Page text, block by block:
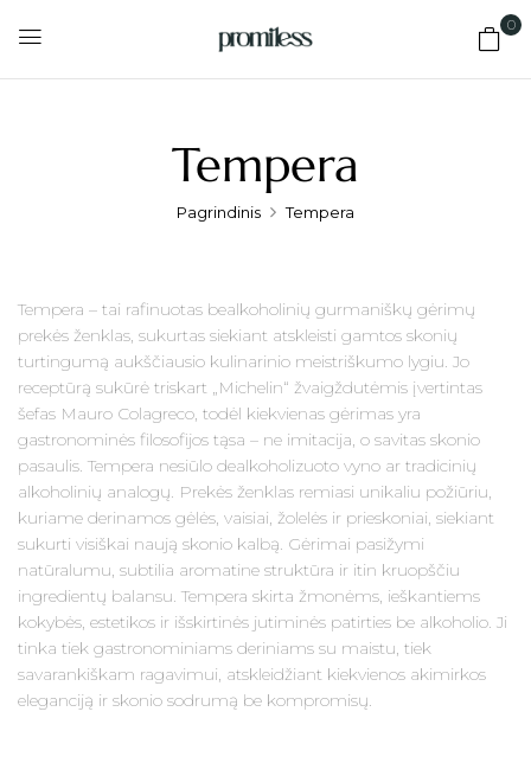
0
Tempera
Pagrindinis Tempera
Tempera – tai rafinuotas bealkoholinių gurmaniškų gėrimų
prekės ženklas, sukurtas siekiant atskleisti gamtos skonių
turtingumą aukščiausio kulinarinio meistriškumo lygiu. Jo
receptūrą sukūrė triskart „Michelin“ žvaigždutėmis įvertintas
šefas Mauro Colagreco, todėl kiekvienas gėrimas yra
gastronominės filosofijos tąsa – ne imitacija, o savitas skonio
pasaulis. Tempera nesiūlo dealkoholizuoto vyno ar tradicinių
alkoholinių analogų. Prekės ženklas remiasi unikaliu požiūriu,
kuriame derinamos gėlės, vaisiai, žolelės ir prieskoniai, siekiant
sukurti visiškai naują skonio kalbą. Gėrimai pasižymi
natūralumu, subtilia aromatine struktūra ir itin kruopščiu
ingredientų balansu. Tempera skirta žmonėms, ieškantiems
kokybės, estetikos ir išskirtinės jutiminės patirties be alkoholio. Ji
tinka tiek gastronominiams deriniams su maistu, tiek
savarankiškam ragavimui, atskleidžiant kiekvienos akimirkos
eleganciją ir skonio sodrumą be kompromisų.